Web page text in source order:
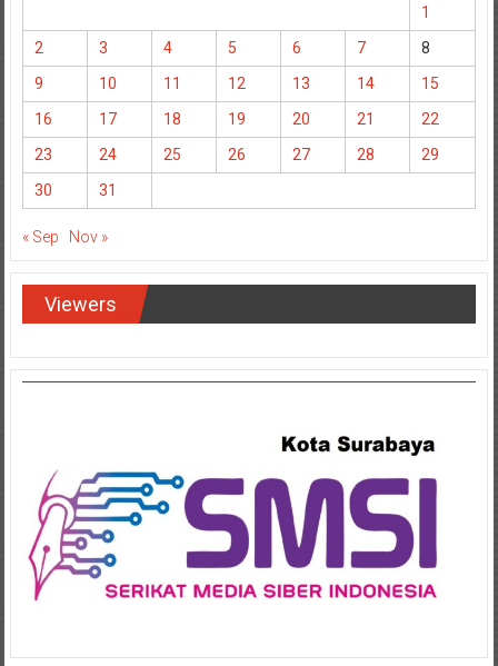
1
2
3 4 5 6 7
8
9
10 11 12 13 14
15
16
17 18 19 20 21
22
23
24 25 26 27 28
29
30
31
« Sep Nov »
Viewers